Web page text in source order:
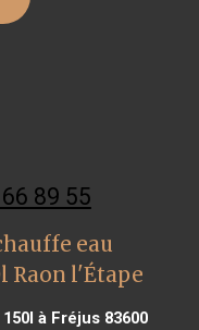
89 55
eau
Raon l'Étape
à Fréjus 83600